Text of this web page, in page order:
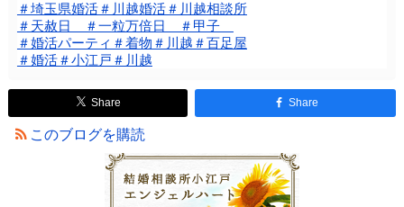
＃埼玉県婚活＃川越婚活＃川越相談所
＃天赦日 ＃一粒万倍日 ＃甲子
＃婚活パーティ＃着物＃川越＃百足屋
＃婚活＃小江戸＃川越
Share Share
このブログを購読